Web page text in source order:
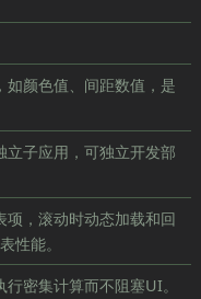
颜色值、间距数值，是
子应用，可独立开发部
项，滚动时动态加载和回
性能。
密集计算而不阻塞UI。